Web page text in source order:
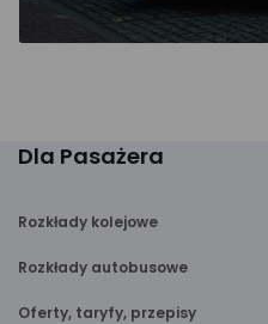
Dla Pasażera
Rozkłady kolejowe
Rozkłady autobusowe
Oferty, taryfy, przepisy